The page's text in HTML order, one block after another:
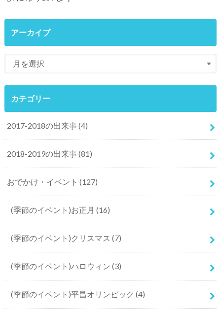
アーカイブ
カテゴリー
2017-2018の出来事(4)
2018-2019の出来事(81)
おでかけ・イベント (127)
(季節のイベント)お正月 (16)
(季節のイベント)クリスマス (7)
(季節のイベント)ハロウィン (3)
(季節のイベント)平昌オリンピック (4)